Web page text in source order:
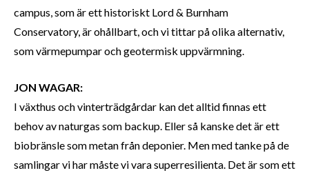
campus, som är ett historiskt Lord & Burnham
Conservatory, är ohållbart, och vi tittar på olika alternativ,
som värmepumpar och geotermisk uppvärmning.
JON WAGAR:
I växthus och vinterträdgårdar kan det alltid finnas ett
behov av naturgas som backup. Eller så kanske det är ett
biobränsle som metan från deponier. Men med tanke på de
samlingar vi har måste vi vara superresilienta. Det är som ett